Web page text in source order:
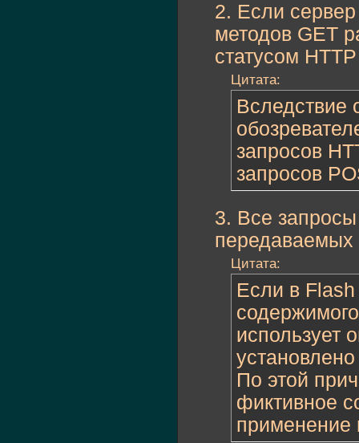
2. Если сервер
методов GET
статусом
Цитата:
Вследствие
запросов
запросов
3. Все
передаваемых
Цитата:
Если в
использует
По этой
фиктивное
применение